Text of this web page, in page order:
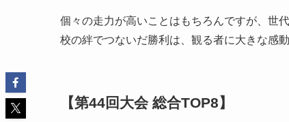
個々の走力が高いことはもちろんですが、世
校の絆でつないだ勝利は、観る者に大きな感
【第44回大会 総合TOP8】